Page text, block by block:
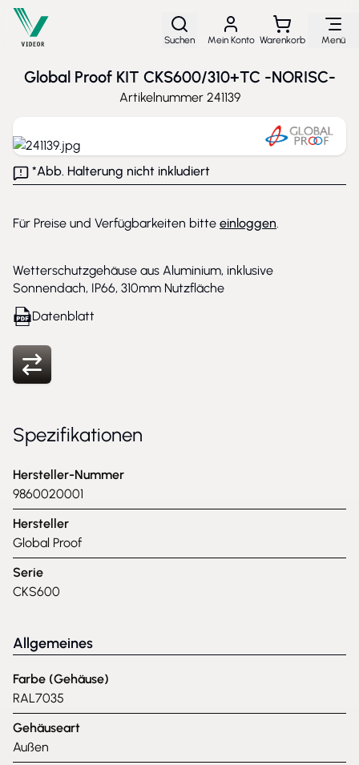
Direkt zum Inhalt
Suchen Mein Konto Warenkorb Menü
Global Proof KIT CKS600/310+TC -NORISC-
Artikelnummer 241139
Wetterschutzgehäuse aus Aluminium, inklusive
Sonnendach, IP66, 310mm Nutzfläche
Für Preise und Verfügbarkeiten bitte einloggen.
Datenblatt
*Abb. Halterung nicht inkludiert
Spezifikationen
Hersteller-Nummer
9860020001
Hersteller
Global Proof
Serie
CKS600
Allgemeines
Farbe (Gehäuse)
RAL7035
Gehäuseart
Außen